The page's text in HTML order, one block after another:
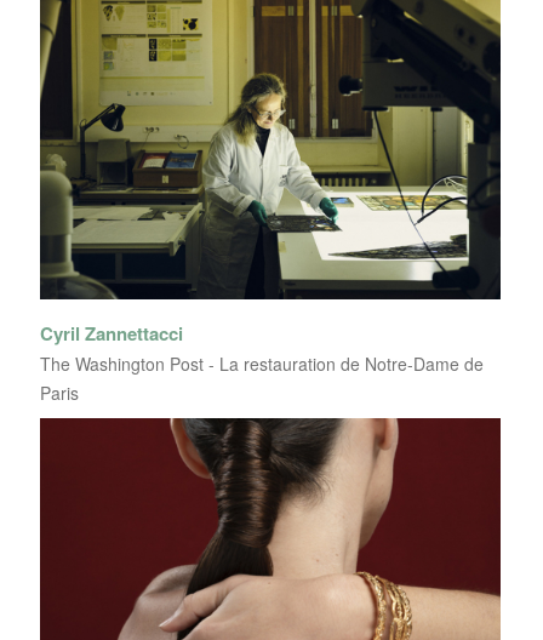
Cyril Zannettacci
The Washington Post - La restauration de Notre-Dame de
Paris